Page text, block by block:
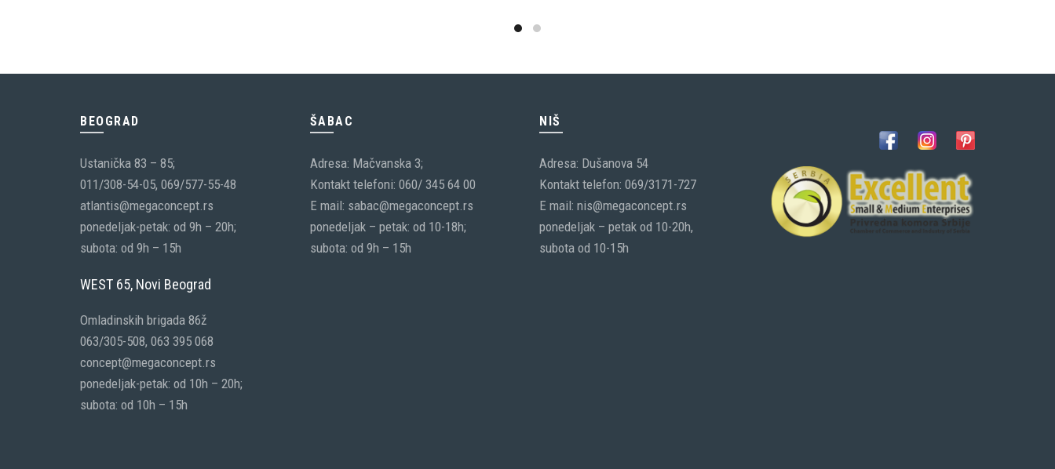
BEOGRAD
Ustanička 83 – 85;
011/308-54-05, 069/577-55-48
atlantis@megaconcept.rs
ponedeljak-petak: od 9h – 20h;
subota: od 9h – 15h
WEST 65, Novi Beograd
Omladinskih brigada 86ž
063/305-508, 063 395 068
concept@megaconcept.rs
ponedeljak-petak: od 10h – 20h;
subota: od 10h – 15h
ŠABAC
Adresa: Mačvanska 3;
Kontakt telefoni: 060/ 345 64 00
E mail: sabac@megaconcept.rs
ponedeljak – petak: od 10-18h;
subota: od 9h – 15h
NIŠ
Adresa: Dušanova 54
Kontakt telefon: 069/3171-727
E mail: nis@megaconcept.rs
ponedeljak – petak od 10-20h,
subota od 10-15h